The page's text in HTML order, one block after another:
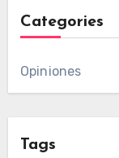
Categories
Opiniones
Tags